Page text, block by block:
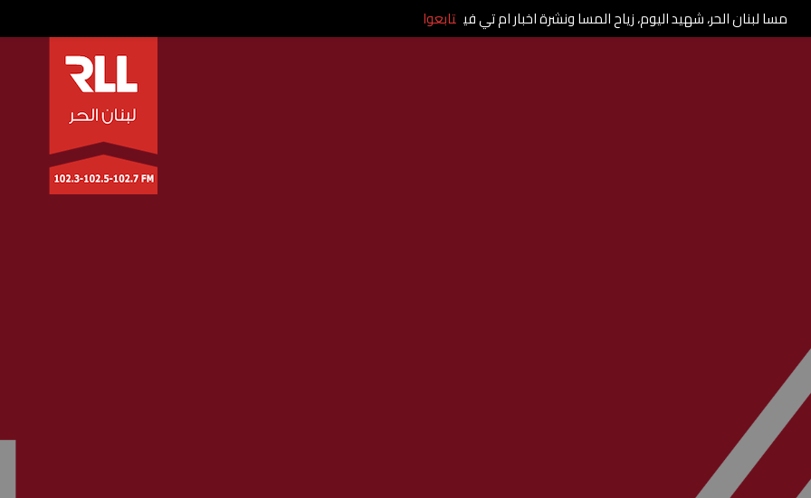
مسا لبنان الحر، شهيد اليوم، زياح المسا ونشرة اخبار ام تي في تابعوا